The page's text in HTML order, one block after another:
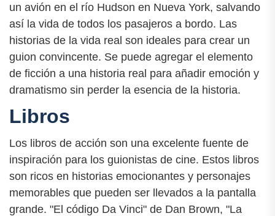
un avión en el río Hudson en Nueva York, salvando
así la vida de todos los pasajeros a bordo. Las
historias de la vida real son ideales para crear un
guion convincente. Se puede agregar el elemento
de ficción a una historia real para añadir emoción y
dramatismo sin perder la esencia de la historia.
Libros
Los libros de acción son una excelente fuente de
inspiración para los guionistas de cine. Estos libros
son ricos en historias emocionantes y personajes
memorables que pueden ser llevados a la pantalla
grande. "El código Da Vinci" de Dan Brown, "La